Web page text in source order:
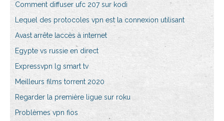
Comment diffuser ufc 207 sur kodi
Lequel des protocoles vpn est la connexion utilisant
Avast arrête laccès à internet
Egypte vs russie en direct
Expressvpn lg smart tv
Meilleurs films torrent 2020
Regarder la première ligue sur roku
Problèmes vpn fios